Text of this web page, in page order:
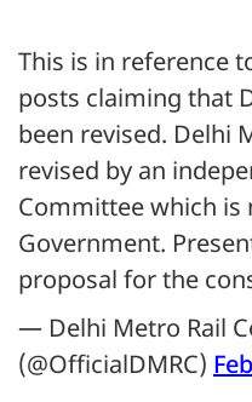
This is in reference
posts claiming that
been revised. Delhi
revised by an
Committee which is
Government.
proposal for the
— Delhi Metro Rail
(@OfficialDMRC)